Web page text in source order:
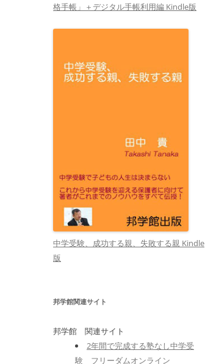
格手帳」＋デジタル手帳利用編 Kindle版
中学受験、成功する親、失敗する親 Kindle
版
邦学館関連サイト
邦学館 関連サイト
2年間で完成する塾なし中学受
験 フリーダムオンライン